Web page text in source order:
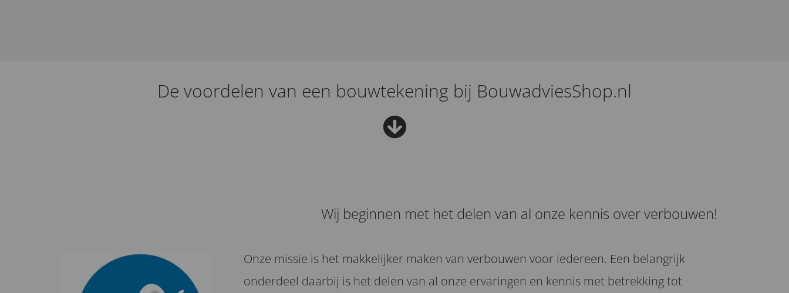
De voordelen van een bouwtekening bij BouwadviesShop.nl
Wij beginnen met het delen van al onze kennis over verbouwen!
Onze missie is het makkelijker maken van verbouwen voor iedereen. Een belangrijk
onderdeel daarbij is het delen van al onze ervaringen en kennis met betrekking tot